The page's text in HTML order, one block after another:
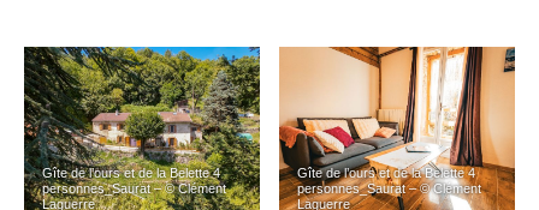
Gîte de l’ours et de la Belette 4
personnes_Saurat – © Clément
Laguerre
Gîte de l’ours et de la Belette 4
personnes_Saurat – © Clément
Laguerre